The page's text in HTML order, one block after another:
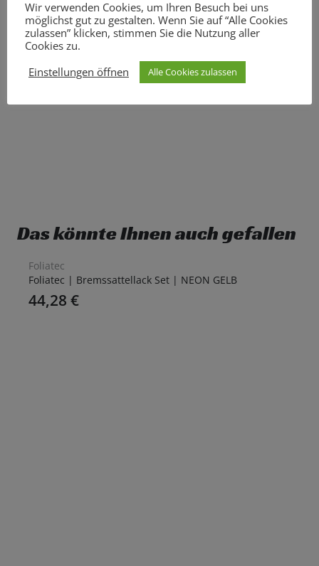
Das könnte Ihnen auch gefallen
Foliatec
Foliatec | Bremssattellack Set | NEON GELB
44,28 €
Wir verwenden Cookies, um Ihren Besuch bei uns
möglichst gut zu gestalten. Wenn Sie auf “Alle Cookies
zulassen” klicken, stimmen Sie die Nutzung aller
Cookies zu.
Einstellungen öffnen
Alle Cookies zulassen